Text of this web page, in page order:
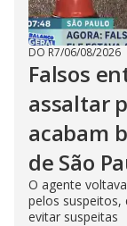
DO R7/06/08/2026
Falsos
assaltar
acabam
de São
O agente
pelos suspeitos,
evitar suspeitas